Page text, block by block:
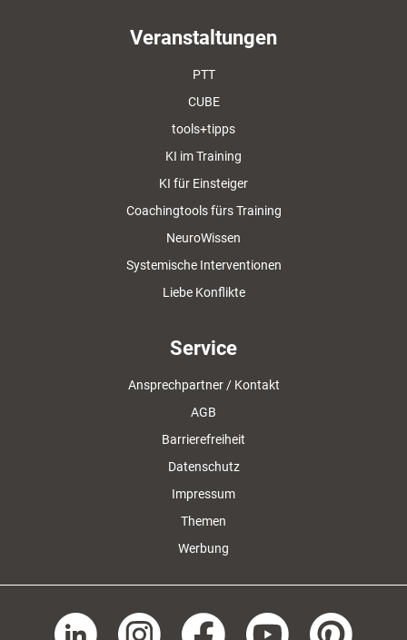
Veranstaltungen
PTT
CUBE
tools+tipps
KI im Training
KI für Einsteiger
Coachingtools fürs Training
NeuroWissen
Systemische Interventionen
Liebe Konflikte
Service
Ansprechpartner / Kontakt
AGB
Barrierefreiheit
Datenschutz
Impressum
Themen
Werbung